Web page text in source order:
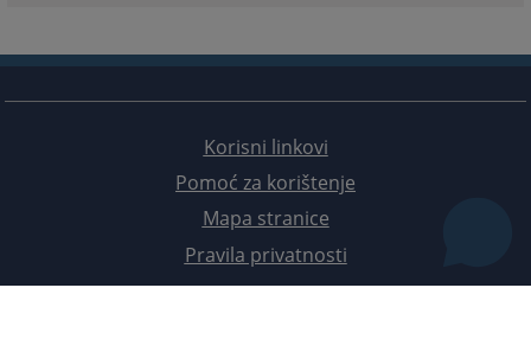
Korisni linkovi
Pomoć za korištenje
Mapa stranice
Pravila privatnosti